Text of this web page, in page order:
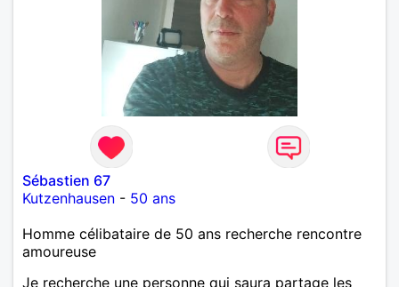
Sébastien 67
Kutzenhausen - 50 ans
Homme célibataire de 50 ans recherche rencontre
amoureuse
Je recherche une personne qui saura partage les